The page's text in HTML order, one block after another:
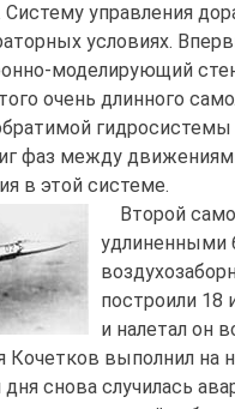
управления
условиях.
моделирующий
очень длинного
гидросистемы
фаз между
в этой системе.
Второй
удлиненными
построили 18
и налетал он
Кочетков выполнил на
снова случилась